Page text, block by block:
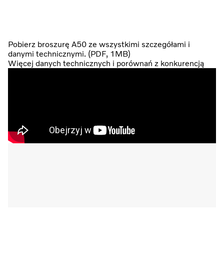
Pobierz broszurę A50 ze wszystkimi szczegółami i
danymi technicznymi. (PDF, 1MB)
Więcej danych technicznych i porównań z konkurencją